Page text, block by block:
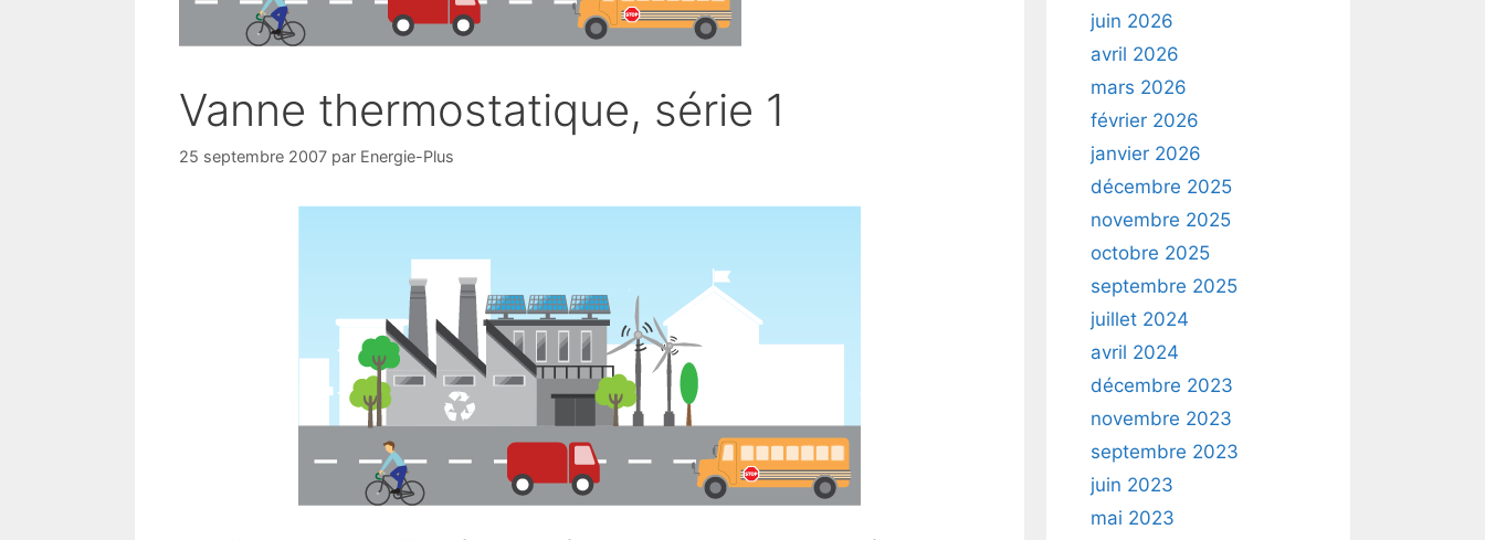
Vanne thermostatique, série 1
25 septembre 2007 par Energie-Plus
juin 2026
avril 2026
mars 2026
février 2026
janvier 2026
décembre 2025
novembre 2025
octobre 2025
septembre 2025
juillet 2024
avril 2024
décembre 2023
novembre 2023
septembre 2023
juin 2023
mai 2023